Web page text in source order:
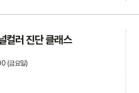
컬러 진단 클래스
(금요일)